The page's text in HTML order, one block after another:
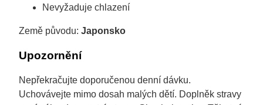
Nevyžaduje chlazení
Země původu: Japonsko
Upozornění
Nepřekračujte doporučenou denní dávku.
Uchovávejte mimo dosah malých dětí. Doplněk stravy